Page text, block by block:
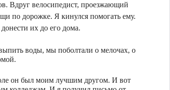
Вдруг велосипедист, проезжающий
по дорожке. Я кинулся помогать ему.
их до его дома.
воды, мы поболтали о мелочах, о
он был моим лучшим другом. И вот